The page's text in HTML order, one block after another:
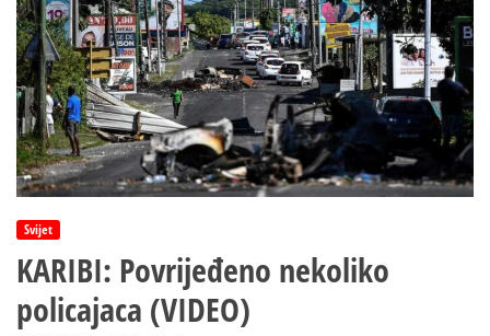
Svijet
KARIBI: Povrijeđeno nekoliko
policajaca (VIDEO)